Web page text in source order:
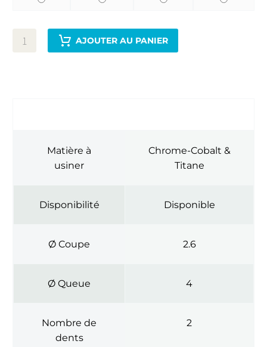
AJOUTER AU PANIER
Matière à
usiner
Chrome-Cobalt &
Titane
Disponibilité Disponible
Ø Coupe 2.6
Ø Queue 4
Nombre de
dents
2